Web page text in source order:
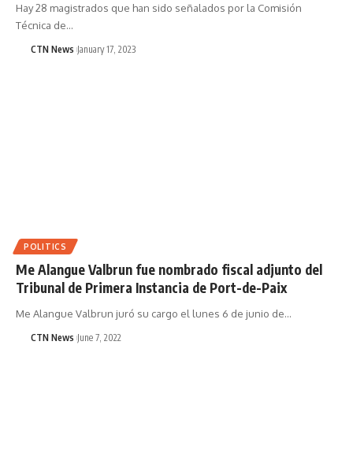
Hay 28 magistrados que han sido señalados por la Comisión
Técnica de…
CTN News January 17, 2023
POLITICS
Me Alangue Valbrun fue nombrado fiscal adjunto del
Tribunal de Primera Instancia de Port-de-Paix
Me Alangue Valbrun juró su cargo el lunes 6 de junio de…
CTN News June 7, 2022